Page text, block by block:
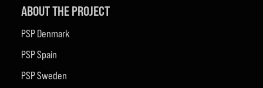
ABOUT THE PROJECT
PSP Denmark
PSP Spain
PSP Sweden